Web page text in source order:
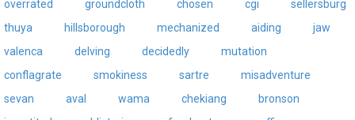
overrated groundcloth chosen cgi
sellersburg
thuya
hillsborough mechanized aiding
jaw
valenca
delving decidedly
mutation
conflagrate
smokiness sartre
misadventure
sevan
aval wama chekiang
bronson